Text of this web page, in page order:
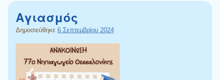
Αγιασμός
Δημοσιεύθηκε 6 Σεπτεμβρίου 2024